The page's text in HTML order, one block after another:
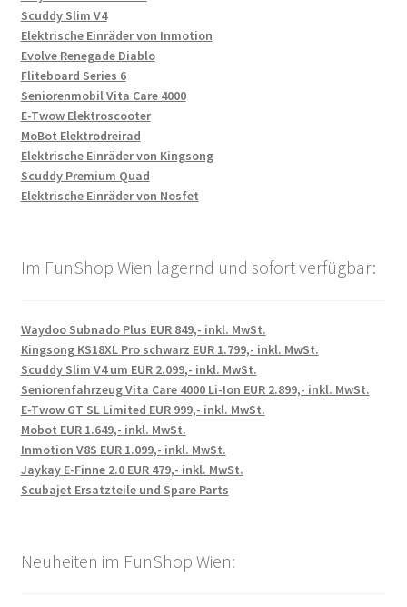
Scuddy Slim V4
Elektrische Einräder von Inmotion
Evolve Renegade Diablo
Fliteboard Series 6
Seniorenmobil Vita Care 4000
E-Twow Elektroscooter
MoBot Elektrodreirad
Elektrische Einräder von Kingsong
Scuddy Premium Quad
Elektrische Einräder von Nosfet
Im FunShop Wien lagernd und sofort verfügbar:
Waydoo Subnado Plus EUR 849,- inkl. MwSt.
Kingsong KS18XL Pro schwarz EUR 1.799,- inkl. MwSt.
Scuddy Slim V4 um EUR 2.099,- inkl. MwSt.
Seniorenfahrzeug Vita Care 4000 Li-Ion EUR 2.899,- inkl. MwSt.
E-Twow GT SL Limited EUR 999,- inkl. MwSt.
Mobot EUR 1.649,- inkl. MwSt.
Inmotion V8S EUR 1.099,- inkl. MwSt.
Jaykay E-Finne 2.0 EUR 479,- inkl. MwSt.
Scubajet Ersatzteile und Spare Parts
Neuheiten im FunShop Wien: